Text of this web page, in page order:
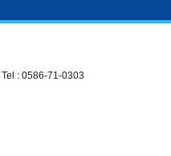
: 0586-71-0303